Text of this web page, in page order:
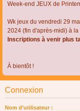
Week-end JEUX de
Wk jeux du vendredi 29
2024 (fin d'après-midi) à
Inscriptions à venir plus
À bientôt !
Connexion
Nom d’utilisateur :